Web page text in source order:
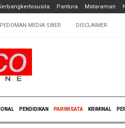
Pantura Mataraman
PEDOMAN MEDIA SIBER DISCLAIMER
PENDIDIKAN PARIWISATA KRIMINAL